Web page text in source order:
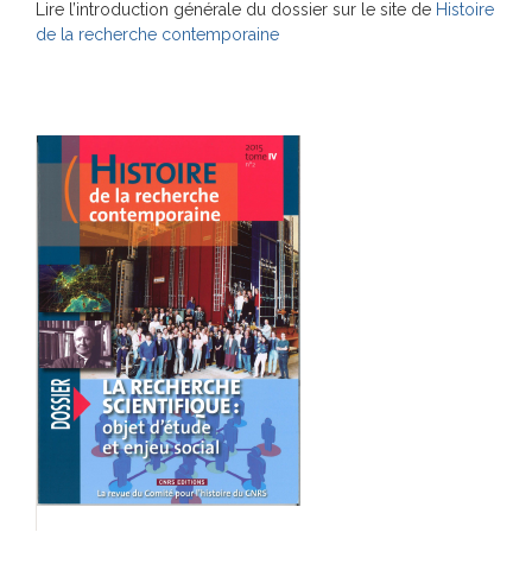
Lire l’introduction générale du dossier sur le site de Histoire
de la recherche contemporaine